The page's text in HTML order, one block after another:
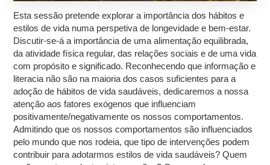
Esta sessão pretende explorar a importância dos hábitos e
estilos de vida numa perspetiva de longevidade e bem-estar.
Discutir-se-á a importância de uma alimentação equilibrada,
da atividade física regular, das relações sociais e de uma vida
com propósito e significado. Reconhecendo que informação e
literacia não são na maioria dos casos suficientes para a
adoção de hábitos de vida saudáveis, dedicaremos a nossa
atenção aos fatores exógenos que influenciam
positivamente/negativamente os nossos comportamentos.
Admitindo que os nossos comportamentos são influenciados
pelo mundo que nos rodeia, que tipo de intervenções podem
contribuir para adotarmos estilos de vida saudáveis? Quem